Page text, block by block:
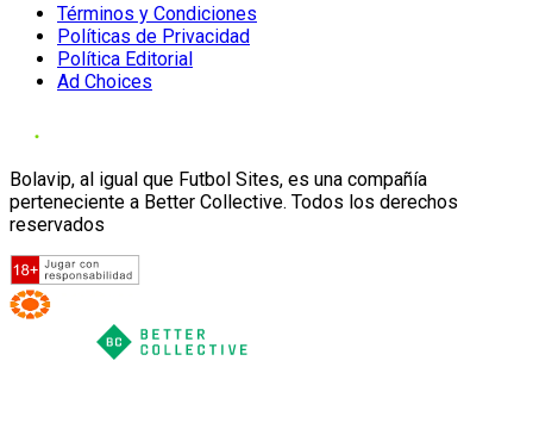
Términos y Condiciones
Políticas de Privacidad
Política Editorial
Ad Choices
Bolavip, al igual que Futbol Sites, es una compañía
perteneciente a Better Collective. Todos los derechos
reservados